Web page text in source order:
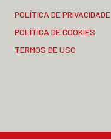
POLÍTICA DE PRIVACIDADE
POLÍTICA DE COOKIES
TERMOS DE USO